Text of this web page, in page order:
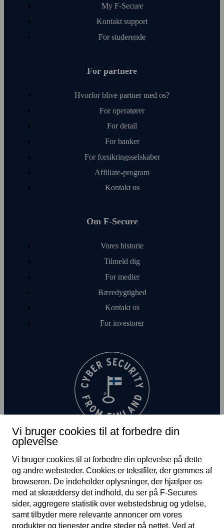
My F‑Secure
Kontakt support
For studerende
For partnere
Hvorfor blive partner med os?
For operatører
For detail
For banker
For forsikringsselskaber
Affiliate-program
Kontakt os
Om F‑Secure
Vores historie
Tilmeld dig
For medier
Bæredygtighed
Kontakt os
For investorer
DK
Vi bruger cookies til at forbedre din
oplevelse
Vi bruger cookies til at forbedre din oplevelse på dette
og andre web­steder. Cookies er tekst­filer, der gemmes af
browseren. De indeholder oplysninger, der hjælper os
med at skræddersy det indhold, du ser på F‑Secures
sider, aggregere statistik over web­steds­brug og ydelse,
samt tilbyder mere relevante annoncer om vores
produkter og tjenester andre steder på nettet. Ved at